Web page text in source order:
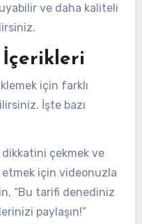
ve daha kaliteli
İçerikleri
için farklı
İşte bazı
çekmek ve
etmek için videonuzla
“Bu tarifi denediniz
paylaşın!”